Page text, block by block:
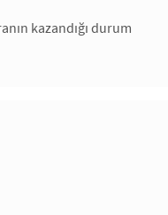
kazandığı durum